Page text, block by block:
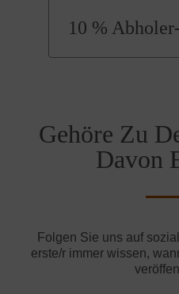
10 %
Gehöre Zu
Davon
Folgen Sie uns auf
erste/r immer wissen,